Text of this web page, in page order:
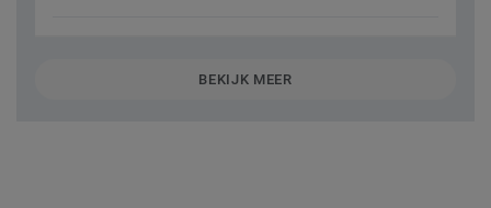
BEKIJK MEER